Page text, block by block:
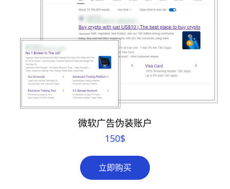
微软广告伪装账户
150$
立即购买